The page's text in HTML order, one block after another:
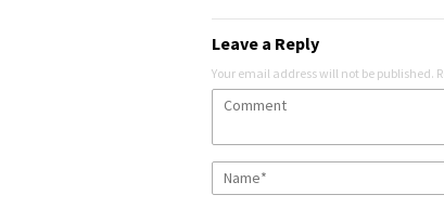
Leave a Reply
Your email address will not be published.